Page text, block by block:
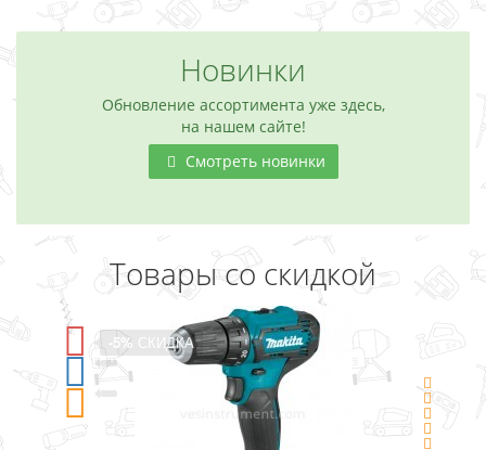
Новинки
Обновление ассортимента уже здесь,
на нашем сайте!
Смотреть новинки
Товары со скидкой
СКИДКА